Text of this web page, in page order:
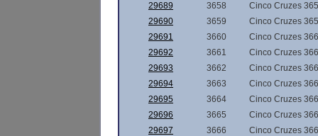
29689
3658
Cinco Cruzes
29690
3659
Cinco Cruzes
29691
3660
Cinco Cruzes
29692
3661
Cinco Cruzes
29693
3662
Cinco Cruzes
29694
3663
Cinco Cruzes
29695
3664
Cinco Cruzes
29696
3665
Cinco Cruzes
29697
3666
Cinco Cruzes